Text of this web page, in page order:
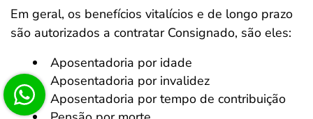
Em geral, os benefícios vitalícios e de longo prazo
são autorizados a contratar Consignado, são eles:
Aposentadoria por idade
Aposentadoria por invalidez
Aposentadoria por tempo de contribuição